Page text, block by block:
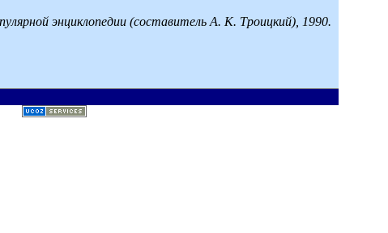
энциклопедии (составитель А. К. Троицкий), 1990.